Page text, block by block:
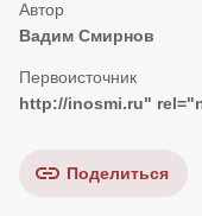
Вадим Смирнов
http://inosmi.ru"
Поделиться